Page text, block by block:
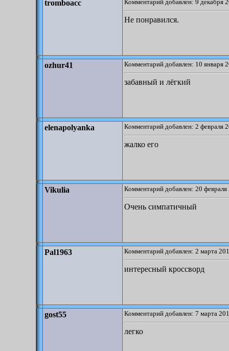
tromboacc Комментарий добавлен: 9 декабря
Не понравился.
ozhur41 Комментарий добавлен: 10 января
забавный и лёгкий
elenapolyanka Комментарий добавлен: 2 февраля
жалко его
Vikulia Комментарий добавлен: 20
Очень симпатичный
Pal1963 Комментарий добавлен: 2 марта
интересный кроссворд
gost55 Комментарий добавлен: 7 марта
легко